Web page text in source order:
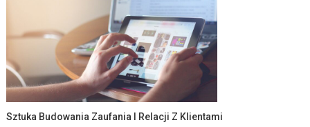
Sztuka Budowania Zaufania I Relacji Z Klientami